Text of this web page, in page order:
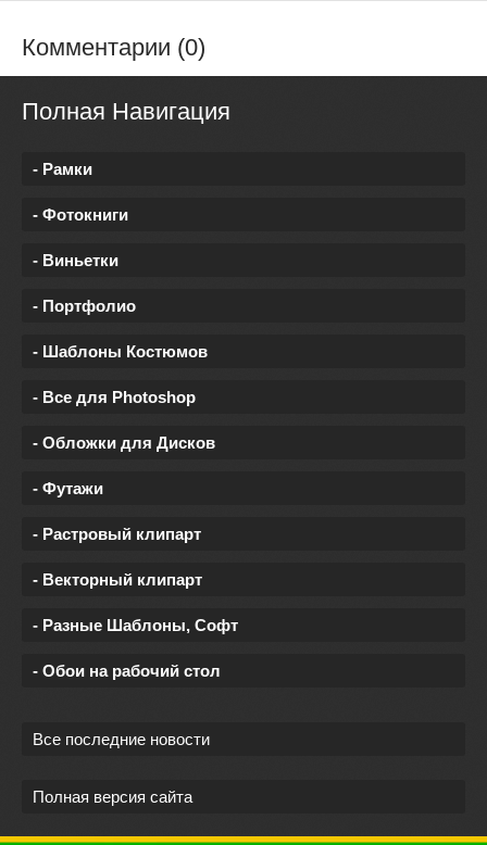
Комментарии (0)
Полная Навигация
- Рамки
- Фотокниги
- Виньетки
- Портфолио
- Шаблоны Костюмов
- Все для Photoshop
- Обложки для Дисков
- Футажи
- Растровый клипарт
- Векторный клипарт
- Разные Шаблоны, Софт
- Обои на рабочий стол
Все последние новости
Полная версия сайта